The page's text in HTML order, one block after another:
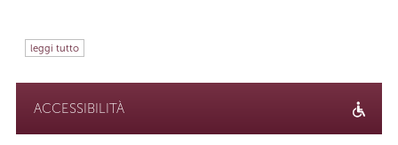
leggi tutto
ACCESSIBILITÀ